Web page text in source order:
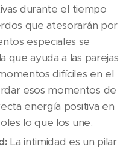
durante el tiempo
que atesorarán por
especiales se
que ayuda a las parejas
difíciles en el
esos momentos de
energía positiva en
lo que los une.
La intimidad es un pilar